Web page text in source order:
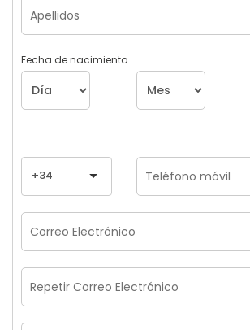
Fecha de nacimiento
+34